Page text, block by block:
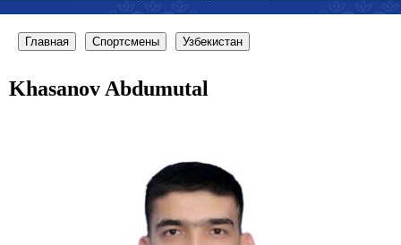
Главная Спортсмены Узбекистан
Khasanov Abdumutal